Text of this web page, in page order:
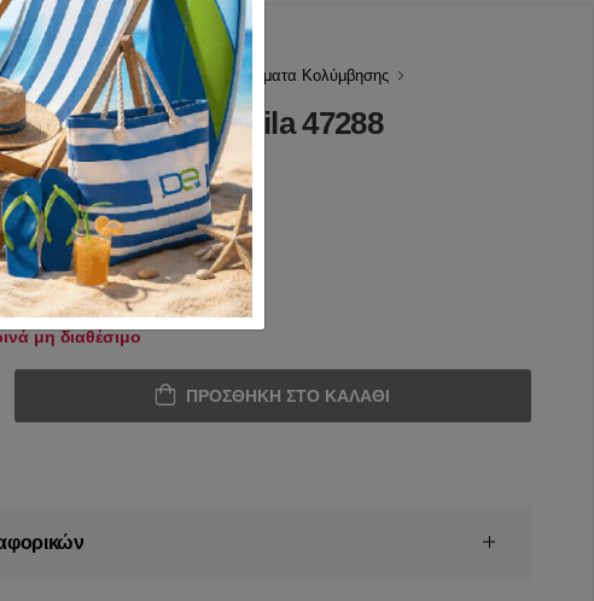
Κολύμβησης Αξεσουάρ / Βοηθήματα Κολύμβησης
Aqua Jogger Amila 47288
(0 Αξιολογήσεις)
μη διαθέσιμο
ΠΡΟΣΘΉΚΗ ΣΤΟ ΚΑΛΆΘΙ